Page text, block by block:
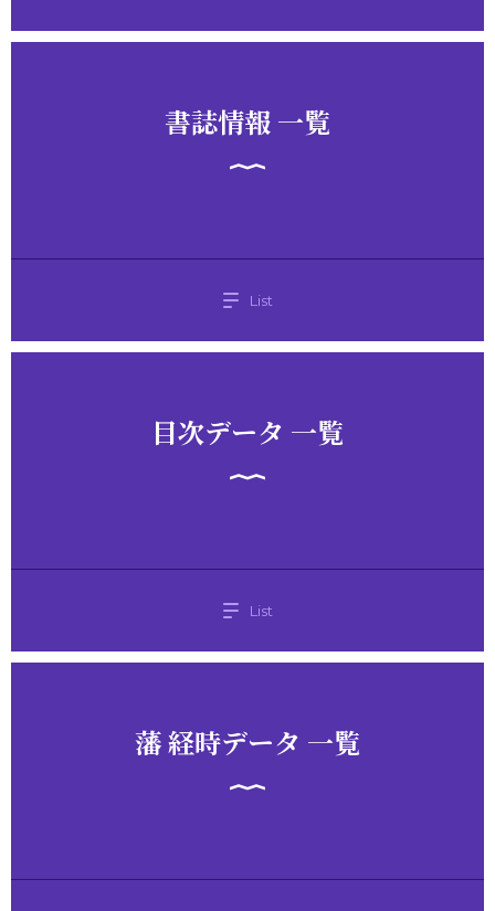
書誌情報 一覧
List
目次データ 一覧
List
藩 経時データ 一覧